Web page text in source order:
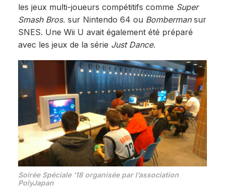
les jeux multi-joueurs compétitifs comme Super
Smash Bros. sur Nintendo 64 ou Bombermansur
SNES. Une Wii U avait également été préparé
avec les jeux de la série Just Dance.
Soirée Spéciale ’18 organisée par l’association
PolyJapan